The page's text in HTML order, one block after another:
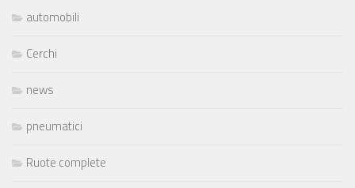
automobili
Cerchi
news
pneumatici
Ruote complete